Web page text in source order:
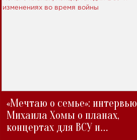
«Мечтаю о семье»: интервью
Михаила Хомы о планах,
концертах для ВСУ и